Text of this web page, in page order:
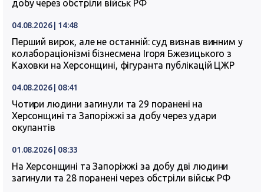
добу через обстріли військ РФ
04.08.2026 | 14:48
Перший вирок, але не останній: суд визнав винним у
колабораціонізмі бізнесмена Ігоря Бжезицького з
Каховки на Херсонщині, фігуранта публікацій ЦЖР
04.08.2026 | 08:41
Чотири людини загинули та 29 поранені на
Херсонщині та Запоріжжі за добу через удари
окупантів
01.08.2026 | 08:33
На Херсонщині та Запоріжжі за добу дві людини
загинули та 28 поранені через обстріли військ РФ